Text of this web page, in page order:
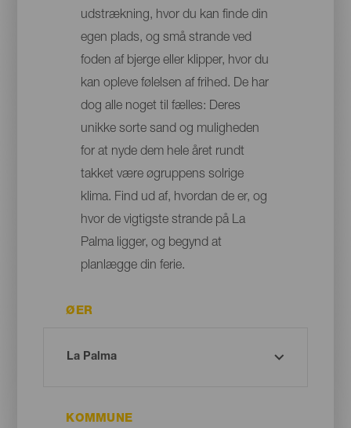
udstrækning, hvor du kan finde din
egen plads, og små strande ved
foden af bjerge eller klipper, hvor du
kan opleve følelsen af frihed. De har
dog alle noget til fælles: Deres
unikke sorte sand og muligheden
for at nyde dem hele året rundt
takket være øgruppens solrige
klima. Find ud af, hvordan de er, og
hvor de vigtigste strande på La
Palma ligger, og begynd at
planlægge din ferie.
ØER
KOMMUNE